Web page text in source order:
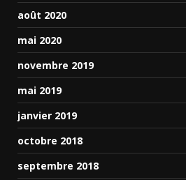
août 2020
mai 2020
novembre 2019
mai 2019
janvier 2019
octobre 2018
septembre 2018